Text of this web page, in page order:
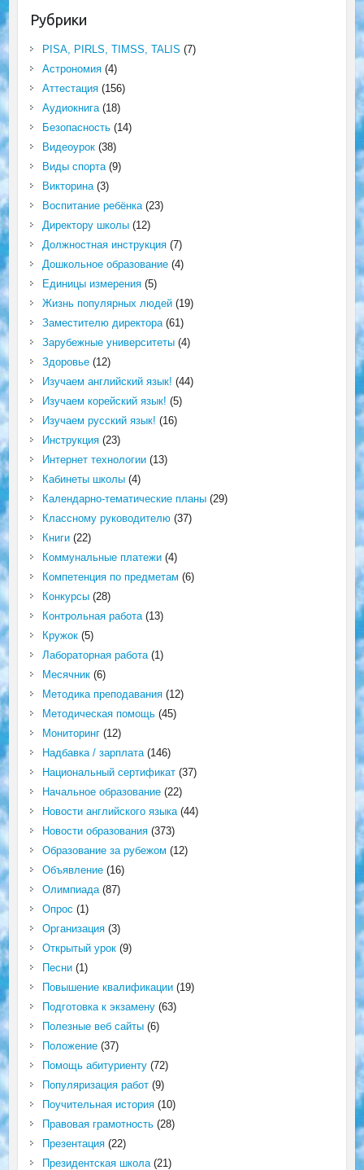
Рубрики
PISA, PIRLS, TIMSS, TALIS (7)
Астрономия(4)
Аттестация(156)
Аудиокнига(18)
Безопасность(14)
Видеоурок(38)
Виды спорта(9)
Викторина(3)
Воспитание ребёнка(23)
Директору школы(12)
Должностная инструкция(7)
Дошкольное образование(4)
Единицы измерения(5)
Жизнь популярных людей(19)
Заместителю директора(61)
Зарубежные университеты(4)
Здоровье(12)
Изучаем английский язык! (44)
Изучаем корейский язык! (5)
Изучаем русский язык! (16)
Инструкция(23)
Интернет технологии(13)
Кабинеты школы(4)
Календарно-тематические планы(29)
Классному руководителю(37)
Книги(22)
Коммунальные платежи(4)
Компетенция по предметам (6)
Конкурсы(28)
Контрольная работа(13)
Кружок(5)
Лабораторная работа(1)
Месячник(6)
Методика преподавания(12)
Методическая помощь(45)
Мониторинг(12)
Надбавка / зарплата(146)
Национальный сертификат(37)
Начальное образование(22)
Новости английского языка(44)
Новости образования(373)
Образование за рубежом (12)
Объявление(16)
Олимпиада(87)
Опрос (1)
Организация(3)
Открытый урок(9)
Песни(1)
Повышение квалификации(19)
Подготовка к экзамену(63)
Полезные веб сайты(6)
Положение(37)
Помощь абитуриенту(72)
Популяризация работ(9)
Поучительная история(10)
Правовая грамотность(28)
Презентация(22)
Президентская школа(21)